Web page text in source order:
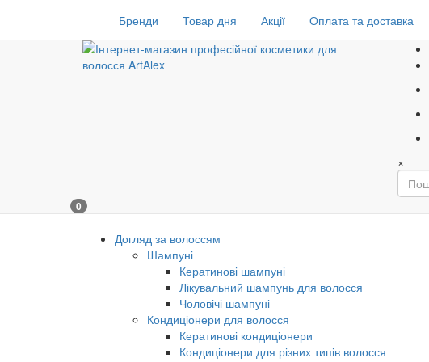
Бренди Товар дня Акції Оплата та доставка
×
0
Догляд за волоссям
Шампуні
Кератинові шампуні
Лікувальний шампунь для волосся
Чоловічі шампуні
Кондиціонери для волосся
Кератинові кондиціонери
Кондиціонери для різних типів волосся